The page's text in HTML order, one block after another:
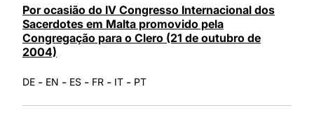
Por ocasião do IV Congresso Internacional dos
Sacerdotes em Malta promovido pela
Congregação para o Clero (21 de outubro de
2004)
DE - EN - ES - FR - IT - PT